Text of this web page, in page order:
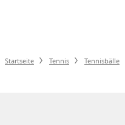
Startseite Tennis Tennisbälle